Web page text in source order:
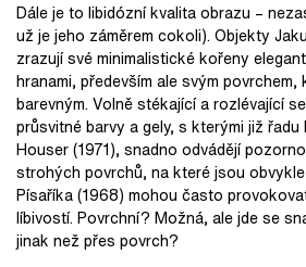
Dále je to libidózní kvalita obrazu –
už je jeho záměrem cokoli). Objekty
zrazují své minimalistické kořeny
hranami, především ale svým
barevným. Volně stékající a rozlévající
průsvitné barvy a gely, s kterými již řadu
Houser (1971), snadno odvádějí
strohých povrchů, na které jsou
Písaříka (1968) mohou často
líbivostí. Povrchní? Možná, ale jde se
jinak než přes povrch?